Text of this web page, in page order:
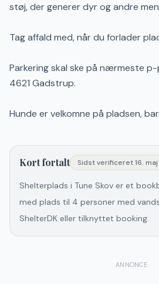
støj, der generer dyr og andre
Tag affald med, når du forlader
Parkering skal ske på nærmeste p-
4621 Gadstrup.
Hunde er velkomne på pladsen,
Kort fortalt Sidst verificeret16.
Shelterplads i Tune Skov er et
med plads til 4 personer med
ShelterDK eller tilknyttet booking.
ANNONCE